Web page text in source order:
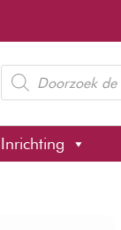
Producten
zoeken
Inrichting